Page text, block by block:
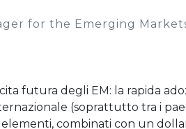
for the Emerging
futura degli EM: la rapida
(soprattutto tra i
combinati con un